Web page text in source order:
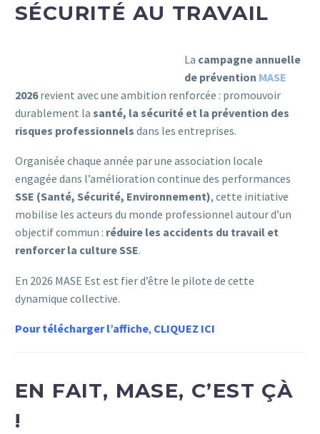
SÉCURITÉ AU TRAVAIL
La campagne annuelle
de prévention MASE
2026revient avec une ambition renforcée : promouvoir
durablement la santé, la sécurité et la prévention des
risques professionnels dans les entreprises.
Organisée chaque année par une association locale
engagée dans l’amélioration continue des performances
SSE (Santé, Sécurité, Environnement), cette initiative
mobilise les acteurs du monde professionnel autour d’un
objectif commun : réduire les accidents du travail et
renforcer la culture SSE.
En 2026 MASE Est est fier d’être le pilote de cette
dynamique collective.
Pour télécharger l’affiche, CLIQUEZ ICI
EN FAIT, MASE, C’EST ÇÀ
!